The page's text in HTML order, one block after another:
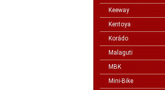
Keeway
Kentoya
Korádo
Malaguti
MBK
Mini-Bike